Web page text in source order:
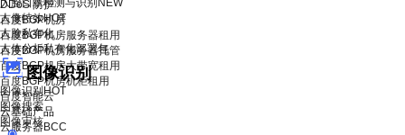
人脸口罩检测与识别 NEW
人像特效HOT
人脸私有化
人体分析私有化部署包
图像识别
图像识别HOT
图像搜索
图像审核
DDoS 防护
百度BGP机房
百度BGP机房服务器租用
百度BGP机房服务器托管
百度BGP机房大带宽租用
百度BGP机房机柜租用
百度智能云
云基础产品
云服务器BCC